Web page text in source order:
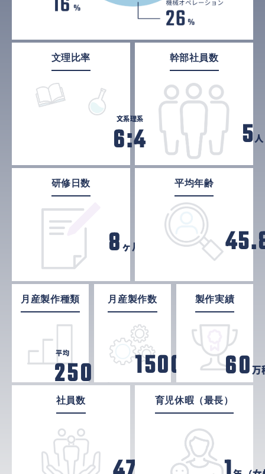
文理比率
文系理系
6:4
幹部社員数
5人
研修日数
8 ヶ月超
平均年齢
月産製作種類
平均
2500
月産製作数
15000 点
製作実績
60万
社員数 育児休暇（最長）